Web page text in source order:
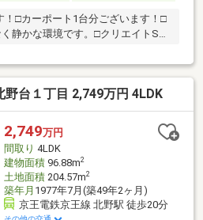
！□カーポート1台分ございます！□
静かな環境です。□クリエイトSD
野台１丁目 2,749万円 4LDK
2,749万円
間取り 4LDK
建物面積96.88m2
土地面積204.57m2
築年月 1977年7月(築49年2ヶ月)
京王電鉄京王線 北野駅 徒歩20分